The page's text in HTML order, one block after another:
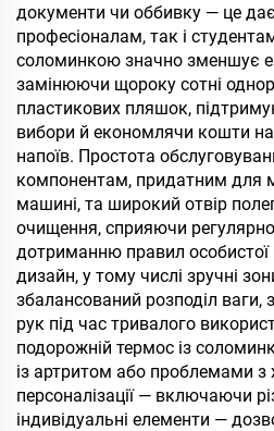
документи чи оббивку — це
професіоналам, так і
соломинкою значно зменшує
замінюючи щороку сотні
пластикових пляшок,
вибори й економлячи кошти
напоїв. Простота
компонентам, придатним для
машині, та широкий отвір
очищення, сприяючи
дотриманню правил особистої
дизайн, у тому числі зручні
збалансований розподіл
рук під час тривалого
подорожній термос із
із артритом або проблемами
персоналізації — включаючи
індивідуальні елементи —